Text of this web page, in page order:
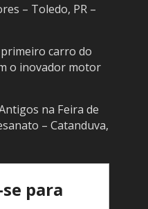
– Toledo, PR –
carro do
o inovador motor
na Feira de
– Catanduva,